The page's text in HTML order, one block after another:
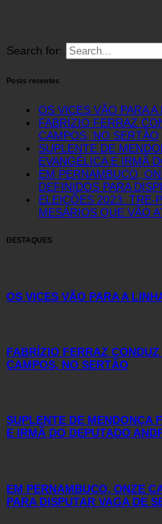
Search for:
Posts recentes
OS VICES VÃO PARA
FABRÍZIO FERRAZ
CAMPOS, NO SERTÃO
SUPLENTE DE
EVANGÉLICA E IRMÃ
EM PERNAMBUCO,
DEFINIDOS PARA
ELEIÇÕES 2023: TRE-
MESÁRIOS QUE VÃO
DESTAQUES
OS VICES VÃO PARA A
FABRÍZIO FERRAZ
CAMPOS, NO SERTÃO
SUPLENTE DE MENDONÇA
E IRMÃ DO DEPUTADO
EM PERNAMBUCO, ONZE
PARA DISPUTAR VAGA DE